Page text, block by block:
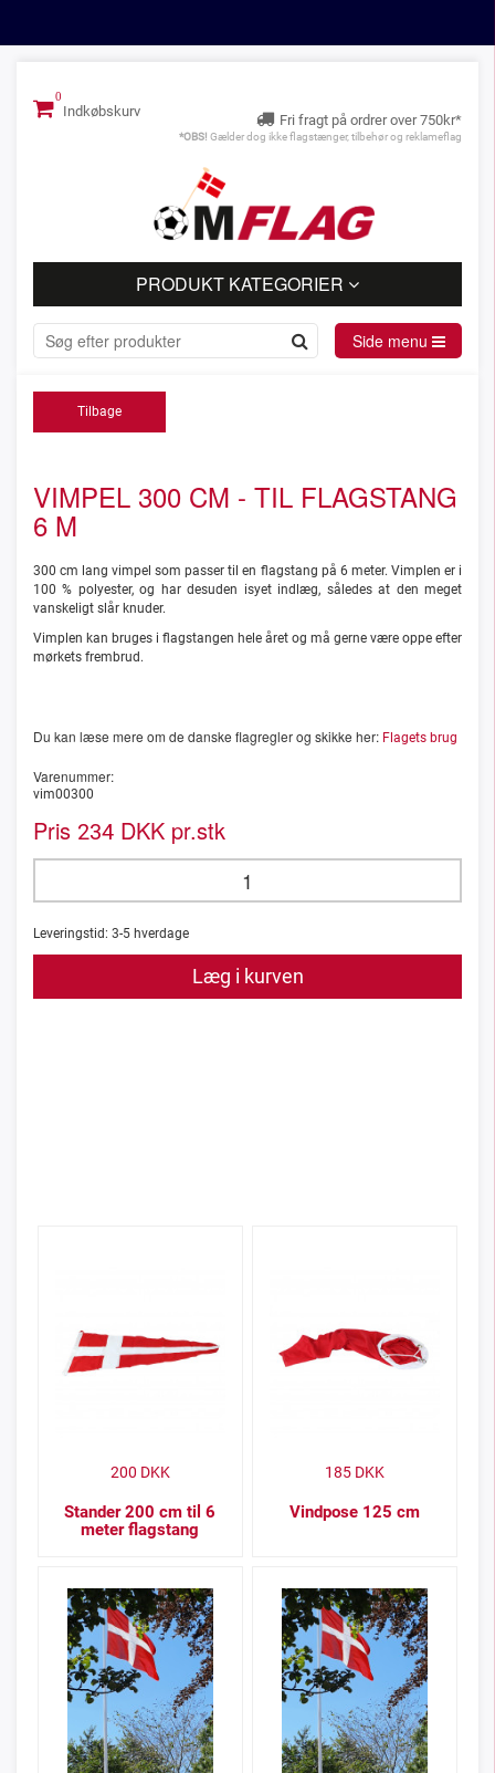
Indkøbskurv
Fri fragt på ordrer over 750kr*
*OBS! Gælder dog ikke flagstænger, tilbehør og reklameflag
PRODUKT KATEGORIER
Side menu
Tilbage
VIMPEL 300 CM - TIL FLAGSTANG
6 M
300 cm lang vimpel som passer til en flagstang på 6 meter. Vimplen er i
100 % polyester, og har desuden isyet indlæg, således at den meget
vanskeligt slår knuder.
Vimplen kan bruges i flagstangen hele året og må gerne være oppe efter
mørkets frembrud.
Du kan læse mere om de danske flagregler og skikke her: Flagets brug
Varenummer:
vim00300
Pris 234 DKK pr.stk
Leveringstid: 3-5 hverdage
Læg i kurven
Stander 200 cm til 6
meter flagstang
200 DKK
Vindpose 125 cm
185DKK